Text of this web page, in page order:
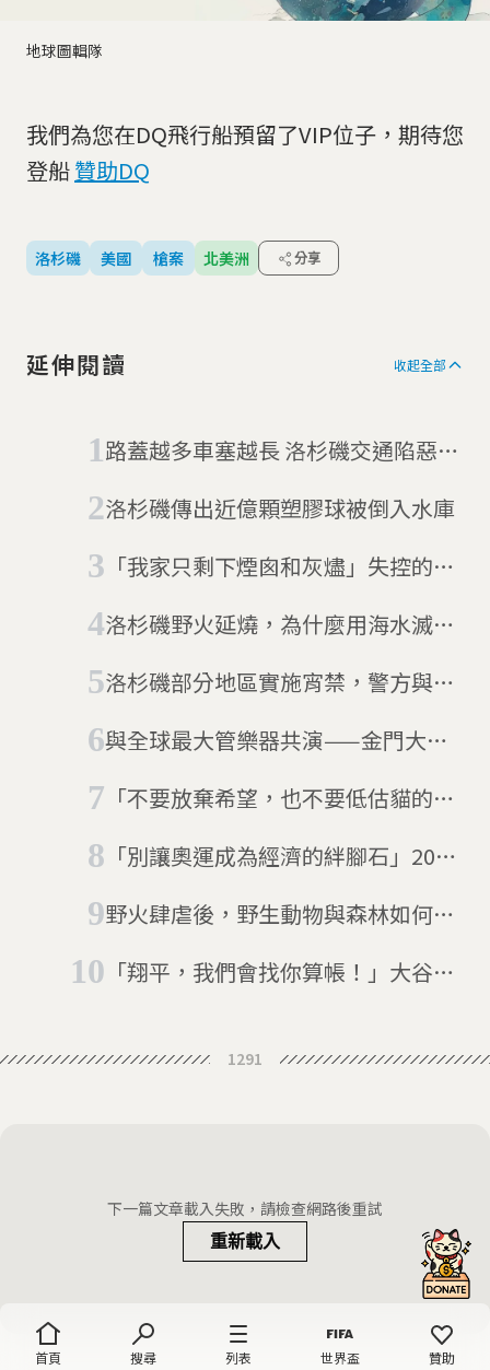
首頁 搜尋 列表 世界盃 贊助
地球圖輯隊
我們為您在DQ飛行船預留了VIP位子，期待您
登船贊助DQ
洛杉磯 美國 槍案 北美洲 分享
延伸閱讀 收起全部
路蓋越多車塞越長 洛杉磯交通陷惡性
洛杉磯傳出近億顆塑膠球被倒入水庫
「我家只剩下煙囪和灰燼」失控的洛
人緊急撤離
洛杉磯野火延燒，為什麼用海水滅火
洛杉磯部分地區實施宵禁，警方與民
與全球最大管樂器共演——金門大橋
「不要放棄希望，也不要低估貓的堅
82歲主人重逢
「別讓奧運成為經濟的絆腳石」2028
野火肆虐後，野生動物與森林如何存
「翔平，我們會找你算帳！」大谷翔
1291
下一篇文章載入失敗，請檢查網路後重試
重新載入